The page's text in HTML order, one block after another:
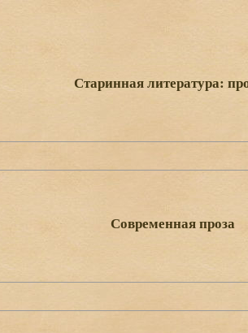
Старинная литература:
Современная проза